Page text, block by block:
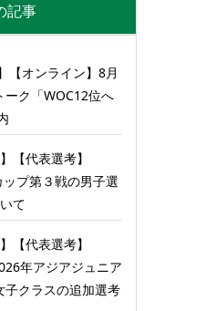
記事
【オンライン】8月
ーク「WOC12位へ
【代表選考】
ップ第３戦の男子選
て
【代表選考】
年アジアジュニア
クラスの追加選考